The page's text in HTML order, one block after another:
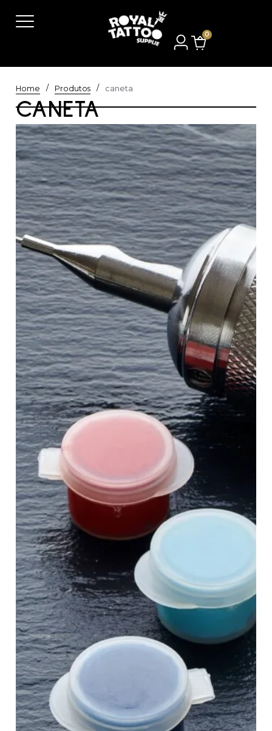
0
Home / Produtos / caneta
CANETA